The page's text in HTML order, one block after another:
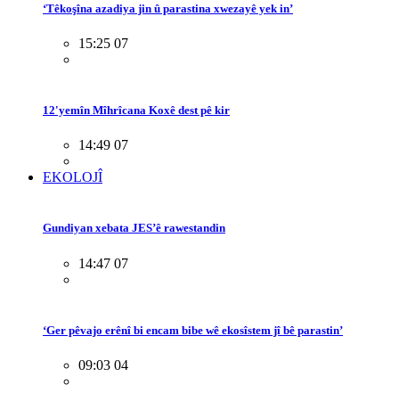
‘Têkoşîna azadiya jin û parastina xwezayê yek in’
15:25 07
12'yemîn Mîhrîcana Koxê dest pê kir
14:49 07
EKOLOJÎ
Gundiyan xebata JES’ê rawestandin
14:47 07
‘Ger pêvajo erênî bi encam bibe wê ekosîstem jî bê parastin’
09:03 04